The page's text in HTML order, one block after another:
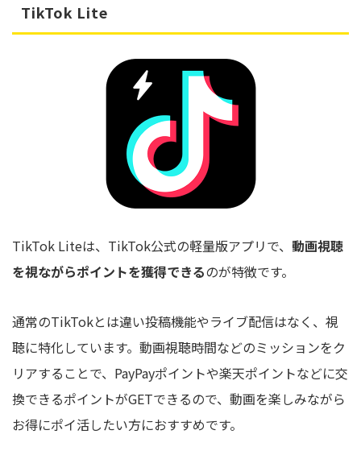
TikTok Lite
TikTok Liteは、TikTok公式の軽量版アプリで、 動画視聴
を視ながらポイントを獲得できるのが特徴です。
通常のTikTokとは違い投稿機能やライブ配信はなく、視
聴に特化しています。動画視聴時間などのミッションをク
リアすることで、PayPayポイントや楽天ポイントなどに交
換できるポイントがGETできるので、動画を楽しみながら
お得にポイ活したい方におすすめです。